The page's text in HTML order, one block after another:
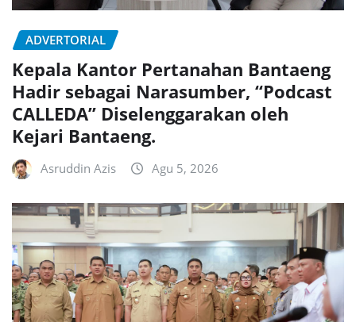
ADVERTORIAL
Kepala Kantor Pertanahan Bantaeng
Hadir sebagai Narasumber, “Podcast
CALLEDA” Diselenggarakan oleh
Kejari Bantaeng.
Asruddin Azis Agu 5, 2026